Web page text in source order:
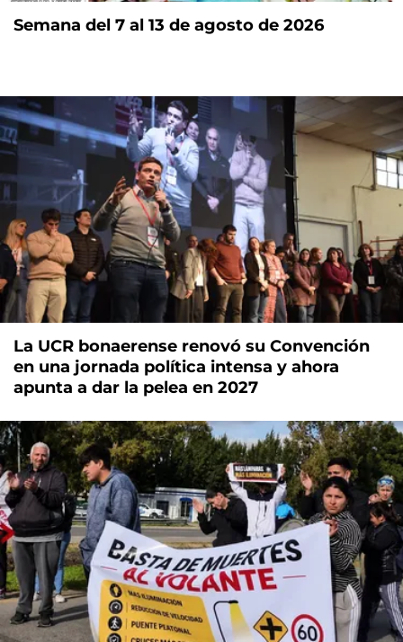
Semana del 7 al 13 de agosto de 2026
La UCR bonaerense renovó su Convención
en una jornada política intensa y ahora
apunta a dar la pelea en 2027